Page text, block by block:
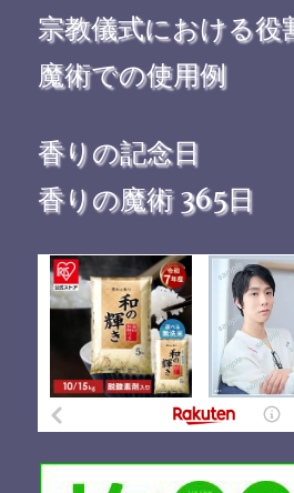
宗教儀式における役
魔術での使用例
香りの記念日
香りの魔術 365日